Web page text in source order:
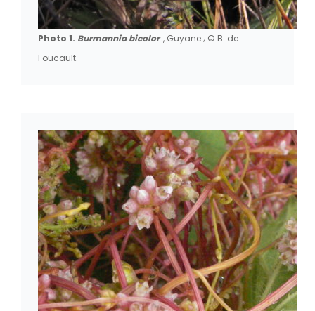
Photo 1. Burmannia bicolor , Guyane ; © B. de
Foucault.